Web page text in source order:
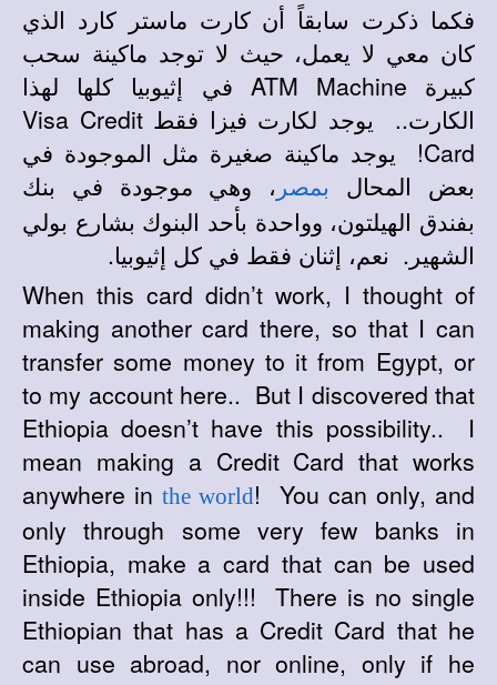
فكما ذكرت سابقاً أن كارت ماستر كارد الذي
كان معي لا يعمل، حيث لا توجد ماكينة سحب
كبيرة
ATM Machine في إثيوبيا كلها لهذا
الكارت.. يوجد لكارت فيزا فقط Visa Credit
Card! يوجد ماكينة صغيرة مثل الموجودة في
بعض المحال
بمصر ، وهي موجودة في بنك
بفندق الهيلتون، وواحدة بأحد البنوك بشارع بولي
الشهير. نعم، إثنان فقط في كل إثيوبيا.
When this card didn’t work, I thought of
making another card there, so that I can
transfer some money to it from Egypt, or
to my account here.. But I discovered that
Ethiopia doesn’t have this possibility.. I
mean making a Credit Card that works
anywhere inthe world! You can only, and
only through some very few banks in
Ethiopia, make a card that can be used
inside Ethiopia only!!! There is no single
Ethiopian that has a Credit Card that he
can use abroad, nor online, only if he